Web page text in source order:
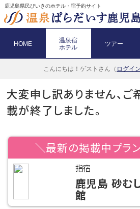
鹿児島県民びいきのホテル・宿予約サイト
HOME
温泉宿
ホテル
ツアー
こんにちは！ ゲストさん（ ログイ
大変申し訳ありません、ご
載が終了しました。
＼最新の掲載中プラ
指宿
鹿児島 砂む
館